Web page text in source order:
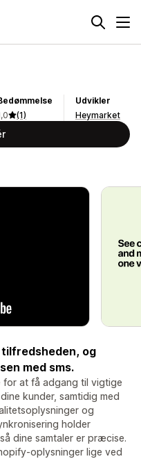
(1)
Udvikler
Heymarket
og
med sms.
for at få adgang til vigtige
kunder, samtidig med
og
holder
dine samtaler er præcise.
oplysninger lige ved